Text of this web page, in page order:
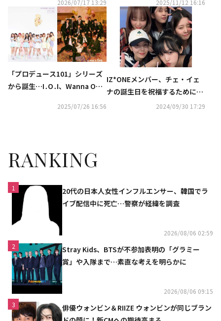
2026/07/17 13:29 2025/11/12 16:16
「プロデュース101」シリーズ
から誕生…I․O․I、Wanna On
2025/07/26 16:56
IZ*ONEメンバー、チェ・イェ
ナの誕生日を祝福するために集
結！お茶目な密着ショットが話
2024/09/30 17:29
RANKING
1
20代の日本人女性インフルエンサー、韓国でラ
イブ配信中に死亡…警察が経緯を調査
2026/08/06 02:59
2
Stray Kids、BTSが不参加表明の「グラミー
賞」や入隊まで…素直な考えを明らかに
2026/08/06 09:15
3
俳優ウォンビン＆RIIZE ウォンビンが同じブラン